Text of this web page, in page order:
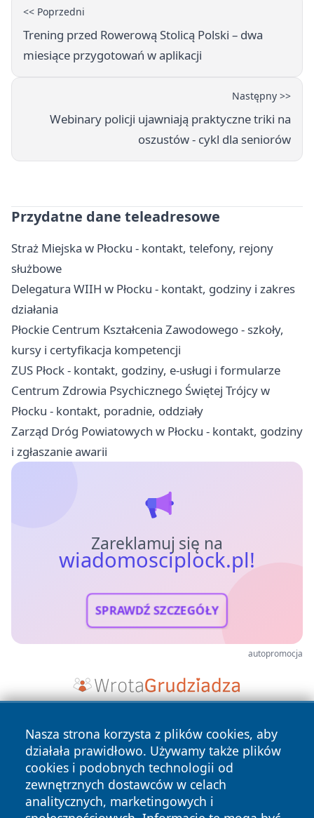
<< Poprzedni
Trening przed Rowerową Stolicą Polski – dwa
miesiące przygotowań w aplikacji
Następny >>
Webinary policji ujawniają praktyczne triki na
oszustów - cykl dla seniorów
Przydatne dane teleadresowe
Straż Miejska w Płocku - kontakt, telefony, rejony
służbowe
Delegatura WIIH w Płocku - kontakt, godziny i zakres
działania
Płockie Centrum Kształcenia Zawodowego - szkoły,
kursy i certyfikacja kompetencji
ZUS Płock - kontakt, godziny, e-usługi i formularze
Centrum Zdrowia Psychicznego Świętej Trójcy w
Płocku - kontakt, poradnie, oddziały
Zarząd Dróg Powiatowych w Płocku - kontakt, godziny
i zgłaszanie awarii
Zareklamuj się na
wiadomosciplock.pl!
SPRAWDŹ SZCZEGÓŁY
autopromocja
Nasza strona korzysta z plików cookies, aby
działała prawidłowo. Używamy także plików
cookies i podobnych technologii od
zewnętrznych dostawców w celach
analitycznych, marketingowych i
Copyright © 2026 wiadomosciplock.pl Wszystkie prawa